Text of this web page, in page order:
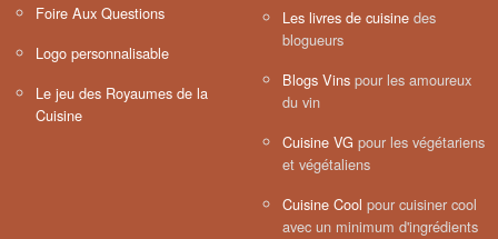
Foire Aux Questions
Logo personnalisable
Le jeu des Royaumes de la
Cuisine
Les livres de cuisine des
blogueurs
Blogs Vins pour les amoureux
du vin
Cuisine VG pour les végétariens
et végétaliens
Cuisine Cool pour cuisiner cool
avec un minimum d'ingrédients